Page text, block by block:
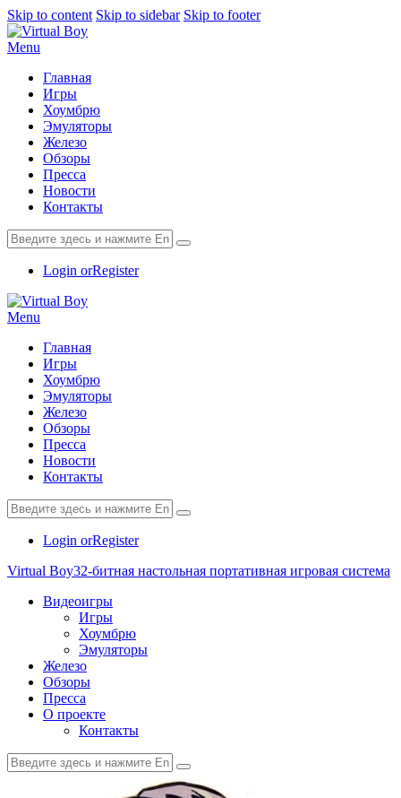
Skip to content Skip to sidebar Skip to footer
Menu
Главная
Игры
Хоумбрю
Эмуляторы
Железо
Обзоры
Пресса
Новости
Контакты
Login orRegister
Menu
Главная
Игры
Хоумбрю
Эмуляторы
Железо
Обзоры
Пресса
Новости
Контакты
Login orRegister
Virtual Boy32-битная настольная портативная игровая система
Видеоигры
Игры
Хоумбрю
Эмуляторы
Железо
Обзоры
Пресса
О проекте
Контакты